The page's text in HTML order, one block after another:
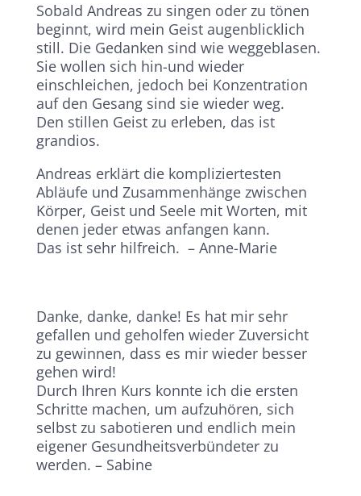
Sobald Andreas zu singen oder zu tönen
beginnt, wird mein Geist augenblicklich
still. Die Gedanken sind wie weggeblasen.
Sie wollen sich hin-und wieder
einschleichen, jedoch bei Konzentration
auf den Gesang sind sie wieder weg.
Den stillen Geist zu erleben, das ist
grandios.
Andreas erklärt die kompliziertesten
Abläufe und Zusammenhänge zwischen
Körper, Geist und Seele mit Worten, mit
denen jeder etwas anfangen kann.
Das ist sehr hilfreich. – Anne-Marie
Danke, danke, danke! Es hat mir sehr
gefallen und geholfen wieder Zuversicht
zu gewinnen, dass es mir wieder besser
gehen wird!
Durch Ihren Kurs konnte ich die ersten
Schritte machen, um aufzuhören, sich
selbst zu sabotieren und endlich mein
eigener Gesundheitsverbündeter zu
werden. – Sabine